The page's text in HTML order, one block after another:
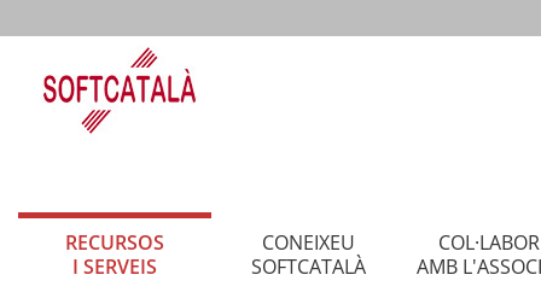
RECURSOS
I SERVEIS
CONEIXEU
SOFTCATALÀ
AMB